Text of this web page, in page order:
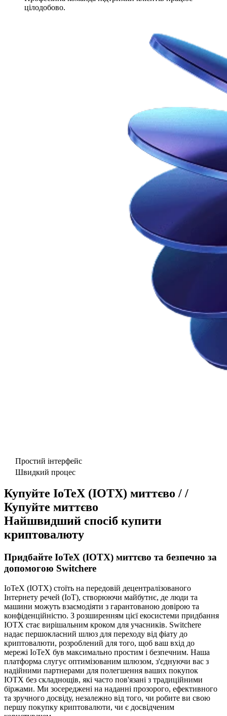
цілодобово.
Простий інтерфейс
Швидкий процес
Купуйте IoTeX (IOTX) миттєво / /
Купуйте миттєво
Найшвидший спосіб купити
криптовалюту
Придбайте IoTeX (IOTX) миттєво та безпечно за
допомогою Switchere
IoTeX (IOTX) стоїть на передовій децентралізованого
Інтернету речей (IoT), створюючи майбутнє, де люди та
машини можуть взаємодіяти з гарантованою довірою та
конфіденційністю. З розширенням цієї екосистеми придбання
IOTX стає вирішальним кроком для учасників. Switchere
надає першокласний шлюз для переходу від фіату до
криптовалюти, розроблений для того, щоб ваш вхід до
мережі IoTeX був максимально простим і безпечним. Наша
платформа слугує оптимізованим шлюзом, з'єднуючи вас з
надійними партнерами для полегшення ваших покупок
IOTX без складнощів, які часто пов'язані з традиційними
біржами. Ми зосереджені на наданні прозорого, ефективного
та зручного досвіду, незалежно від того, чи робите ви свою
першу покупку криптовалюти, чи є досвідченим